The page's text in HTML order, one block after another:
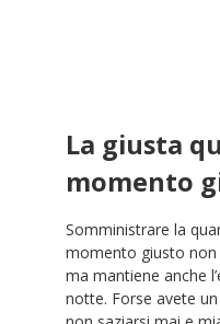
La giusta
momento
Somministrare la
momento giusto non
ma mantiene anche
notte. Forse avete